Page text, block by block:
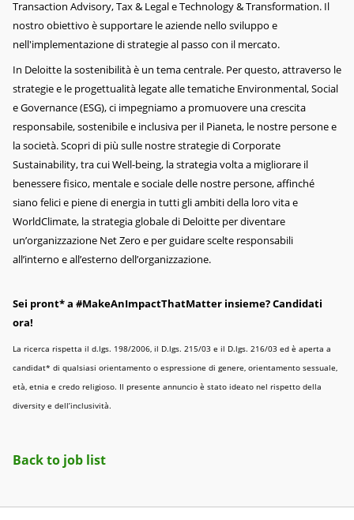
Transaction Advisory, Tax & Legal e Technology & Transformation. Il
nostro obiettivo è supportare le aziende nello sviluppo e
nell'implementazione di strategie al passo con il mercato.
In Deloitte la sostenibilità è un tema centrale. Per questo, attraverso le
strategie e le progettualità legate alle tematiche Environmental, Social
e Governance (ESG), ci impegniamo a promuovere una crescita
responsabile, sostenibile e inclusiva per il Pianeta, le nostre persone e
la società. Scopri di più sulle nostre strategie di Corporate
Sustainability, tra cui Well-being, la strategia volta a migliorare il
benessere fisico, mentale e sociale delle nostre persone, affinché
siano felici e piene di energia in tutti gli ambiti della loro vita e
WorldClimate, la strategia globale di Deloitte per diventare
un’organizzazione Net Zero e per guidare scelte responsabili
all’interno e all’esterno dell’organizzazione.
Sei pront* a #MakeAnImpactThatMatter insieme? Candidati
ora!
La ricerca rispetta il d.lgs. 198/2006, il D.lgs. 215/03 e il D.lgs. 216/03 ed è aperta a
candidat* di qualsiasi orientamento o espressione di genere, orientamento sessuale,
età, etnia e credo religioso. Il presente annuncio è stato ideato nel rispetto della
diversity e dell’inclusività.
Back to job list